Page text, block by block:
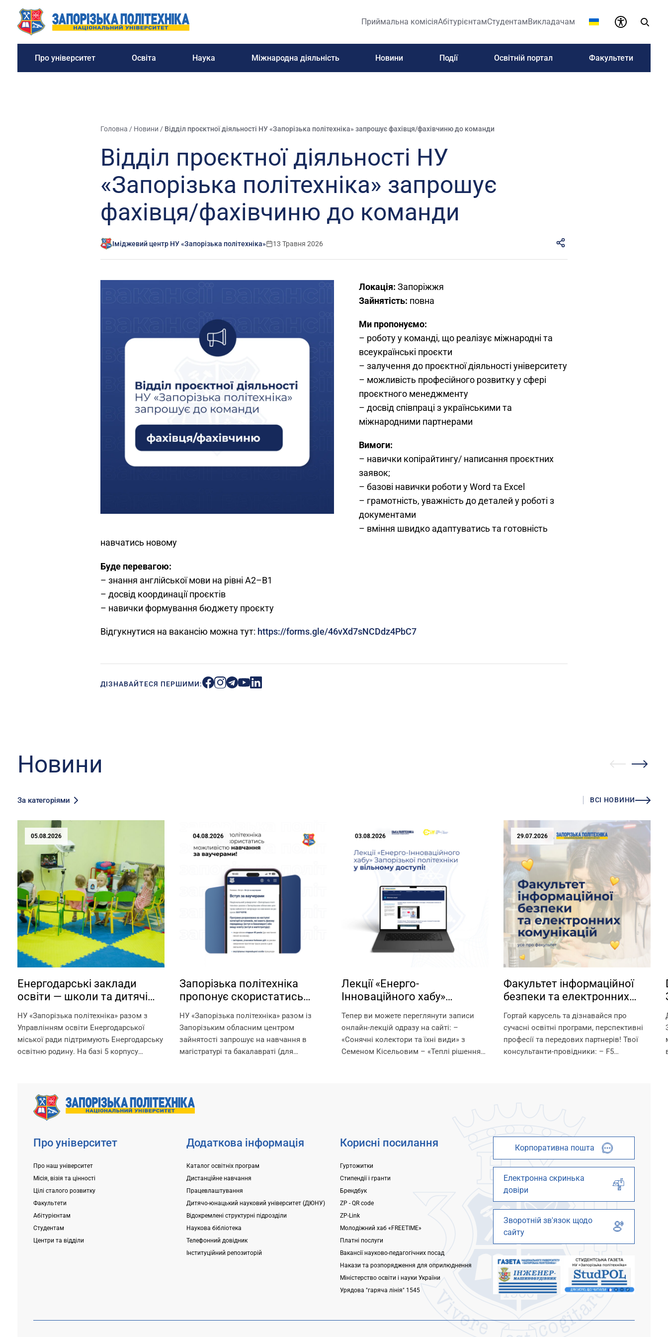
Приймальна комісіяАбітурієнтамСтудентамВикладачам
Про університет Освіта Наука Міжнародна діяльність Новини Події Освітній портал Факультети
Головна / Новини / Відділ проєктної діяльності НУ «Запорізька політехніка» запрошує фахівця/фахівчиню до команди
Відділ проєктної діяльності НУ
«Запорізька політехніка» запрошує
фахівця/фахівчиню до команди
Іміджевий центр НУ «Запорізька політехніка» 13 Травня 2026
Локація: Запоріжжя
Зайнятість: повна
Ми пропонуємо:
– роботу у команді, що реалізує міжнародні та
всеукраїнські проєкти
– залучення до проєктної діяльності університету
– можливість професійного розвитку у сфері
проєктного менеджменту
– досвід співпраці з українськими та
міжнародними партнерами
Вимоги:
– навички копірайтингу/ написання проєктних
заявок;
– базові навички роботи у Word та Excel
– грамотність, уважність до деталей у роботі з
документами
– вміння швидко адаптуватись та готовність
навчатись новому
Буде перевагою:
– знання англійської мови на рівні A2–B1
– досвід координації проєктів
– навички формування бюджету проєкту
Відгукнутися на вакансію можна тут: https://forms.gle/46vXd7sNCDdz4PbC7
ДІЗНАВАЙТЕСЯ ПЕРШИМИ:
Новини
За категоріями ВСІ НОВИНИ
05.08.2026
Енергодарські заклади
освіти — школи та дитячі
Запорізької політехніки!
НУ «Запорізька політехніка» разом з
Управлінням освіти Енергодарської
міської ради підтримують Енергодарську
освітню родину. На базі 5 корпусу
гарантуємо? –...
04.08.2026
Запорізька політехніка
пропонує скористатись
ваучерами!
НУ «Запорізька політехніка» разом із
Запорізьким обласним центром
зайнятості запрошує на навчання в
магістратурі та бакалавраті (для
службою зайнятості та...
03.08.2026
Лекції «Енерго-
Інноваційного хабу»
вільному доступі!
Тепер ви можете переглянути записи
онлайн-лекцій одразу на сайті: –
«Сонячні колектори та їхні види» з
Семеном Кісельовим – «Теплі рішення
29.07.2026
Факультет інформаційної
безпеки та електронних
політехніка» — володарі
технологічного світу.
Гортай карусель та дізнавайся про
сучасні освітні програми, перспективні
професії та передових партнерів! Твої
консультанти-провідники: – F5
Про університет
Про наш університет
Місія, візія та цінності
Цілі сталого розвитку
Факультети
Абітурієнтам
Студентам
Центри та відділи
Додаткова інформація
Каталог освітніх програм
Дистанційне навчання
Працевлаштування
Дитячо-юнацький науковий університет (ДЮНУ)
Відокремлені структурні підрозділи
Наукова бібліотека
Телефонний довідник
Інституційний репозиторій
Корисні посилання
Гуртожитки
Стипендії і гранти
Брендбук
ZP - QR code
ZP-Link
Молодіжний хаб «FREETIME»
Платні послуги
Вакансії науково-педагогічних посад
Накази та розпорядження для оприлюднення
Міністерство освіти і науки України
Урядова "гаряча лінія" 1545
Корпоративна пошта
Електронна скринька
довіри
Зворотній зв'язок щодо
сайту